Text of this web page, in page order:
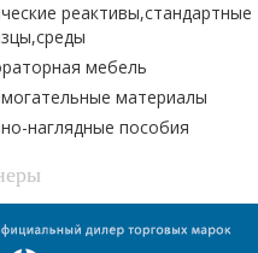
реактивы,стандартные
мебель
материалы
наглядные пособия